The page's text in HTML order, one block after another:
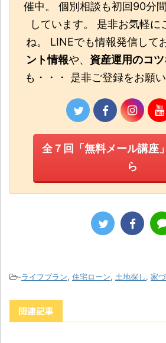
催中。 個別相談も初回90分
しています。 是非お気軽に
ね。 LINEでも情報発信して
ント情報や、 資産運用のコツ
も・・・ 是非ご登録をお願
全７回「無料メール講座
ら
-ライフプラン, 住宅ローン, 土地探し, 家
関連記事